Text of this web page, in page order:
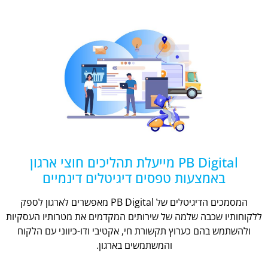
PB Digital מייעלת תהליכים חוצי ארגון
באמצעות טפסים דיגיטלים דינמיים
המסמכים הדיגיטלים של PB Digital מאפשרים לארגון לספק
ללקוחותיו שכבה שלמה של שירותים המקדמים את מטרותיו העסקיות
ולהשתמש בהם כערוץ תקשורת חי, אקטיבי ודו-כיווני עם הלקוח
והמשתמשים בארגון.